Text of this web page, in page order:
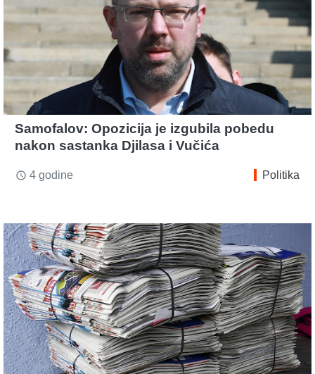
Samofalov: Opozicija je izgubila pobedu
nakon sastanka Djilasa i Vučića
access_time 4 godine Politika